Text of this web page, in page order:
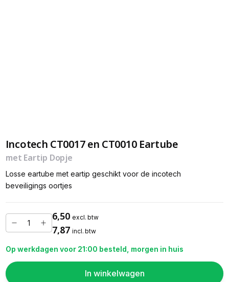
Incotech CT0017 en CT0010 Eartube
met Eartip Dopje
Losse eartube met eartip geschikt voor de incotech
beveiligings oortjes
6,50 excl. btw
7,87 incl. btw
Op werkdagen voor 21:00 besteld, morgen in huis
In winkelwagen